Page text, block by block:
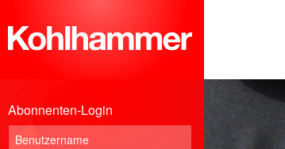
Abonnenten-Login